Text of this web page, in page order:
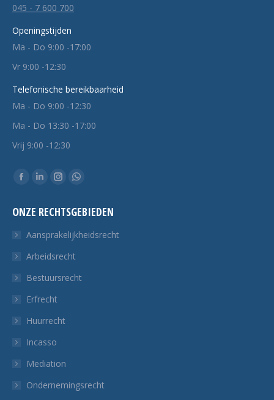
045 - 7 600 700
Openingstijden
Ma - Do 9:00 -17:00
Vr 9:00 -12:30
Telefonische bereikbaarheid
Ma - Do 9:00 -12:30
Ma - Do 13:30 -17:00
Vrij 9:00 -12:30
Vind ons op:
Facebook
opent
nieuw
tabblad
Linkedin
opent
in
nieuw
tabblad
Instagram
opent
in
nieuw
tabblad
Whatsapp
opent
in
tabblad
ONZE RECHTSGEBIEDEN
Aansprakelijkheidsrecht
Arbeidsrecht
Bestuursrecht
Erfrecht
Huurrecht
Incasso
Mediation
Ondernemingsrecht